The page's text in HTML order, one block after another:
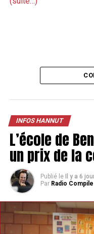
INFOS HANNUT
L’école de
un prix de la
Publié le Il y a 6
Par Radio Compile